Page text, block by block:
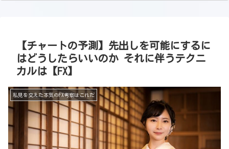
【チャートの予測】先出しを可能にするに
はどうしたらいいのか それに伴うテクニ
カルは【FX】
私見を交えた本気のFX考察はこれだ